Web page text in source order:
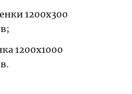
1200х300
1200х1000